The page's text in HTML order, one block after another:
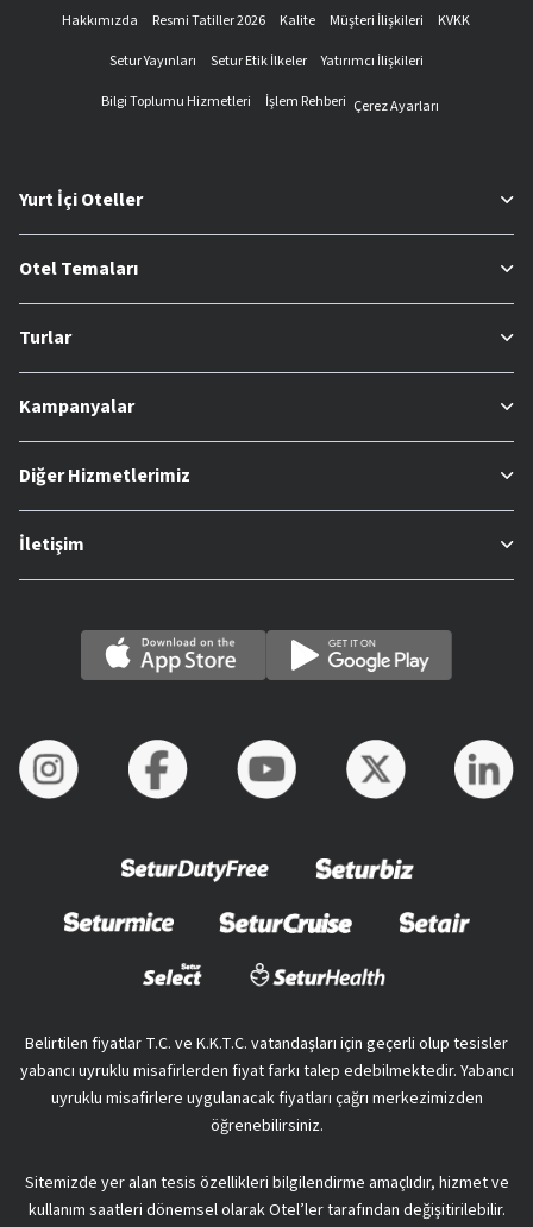
Hakkımızda Resmi Tatiller 2026 Kalite Müşteri İlişkileri
KVKK
Setur Yayınları
Setur Etik İlkeler
Yatırımcı İlişkileri
Bilgi Toplumu Hizmetleri
İşlem Rehberi Çerez Ayarları
Yurt İçi Oteller
Otel Temaları
Turlar
Kampanyalar
Diğer Hizmetlerimiz
İletişim
Belirtilen fiyatlar T.C. ve K.K.T.C. vatandaşları için geçerli olup tesisler
yabancı uyruklu misafirlerden fiyat farkı talep edebilmektedir. Yabancı
uyruklu misafirlere uygulanacak fiyatları çağrı merkezimizden
öğrenebilirsiniz.
Sitemizde yer alan tesis özellikleri bilgilendirme amaçlıdır, hizmet ve
kullanım saatleri dönemsel olarak Otel’ler tarafından değişitirilebilir.